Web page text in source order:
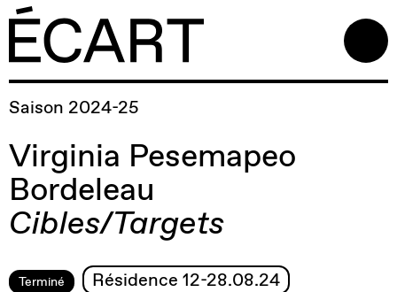
Saison 2024-25
Virginia Pesemapeo
Bordeleau
Cibles/Targets
Terminé
Résidence 12-28.08.24